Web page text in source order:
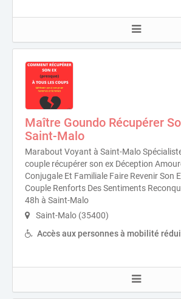
Maître Goundo Récupérer
Saint-Malo
Marabout Voyant à Saint-Malo
couple récupérer son ex Déception
Conjugale Et Familiale Faire Revenir Son
Couple Renforts Des Sentiments
48h à Saint-Malo
Saint-Malo (35400)
Accès aux personnes à mobilité